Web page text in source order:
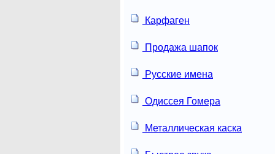
Карфаген
Продажа шапок
Русские имена
Одиссея Гомера
Металлическая каска